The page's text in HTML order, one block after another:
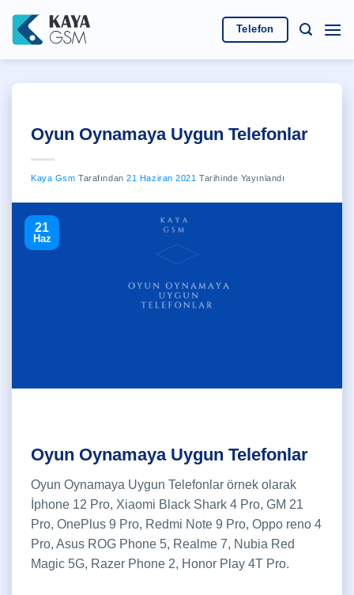
atla
Telefon
Oyun Oynamaya Uygun Telefonlar
Kaya Gsm Tarafından 21 Haziran 2021 Tarihinde Yayınlandı
21
Haz
Oyun Oynamaya Uygun Telefonlar
Oyun Oynamaya Uygun Telefonlar örnek olarak
İphone 12 Pro, Xiaomi Black Shark 4 Pro, GM 21
Pro, OnePlus 9 Pro, Redmi Note 9 Pro, Oppo reno 4
Pro, Asus ROG Phone 5, Realme 7, Nubia Red
Magic 5G, Razer Phone 2, Honor Play 4T Pro.